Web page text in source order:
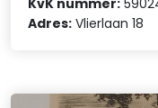
KvK nummer:
Adres: Vlierlaan 18